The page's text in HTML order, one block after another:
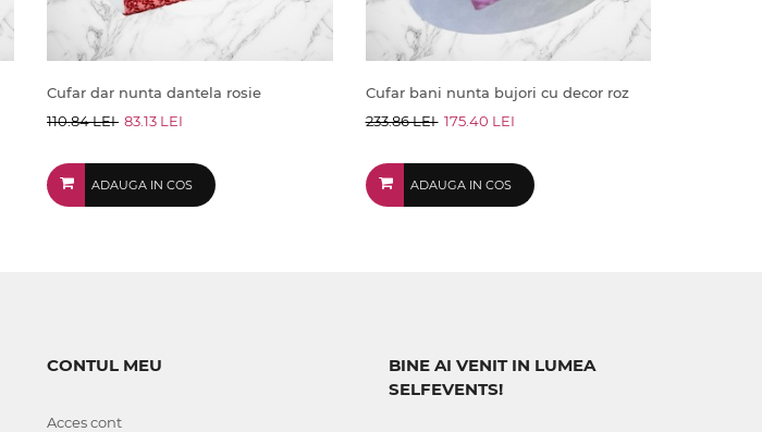
Cufar dar nunta dantela rosie
110.84 LEI 83.13 LEI
ADAUGA IN COS
Cufar bani nunta bujori cu decor roz
233.86 LEI 175.40 LEI
ADAUGA IN COS
CONTUL MEU
Acces cont
BINE AI VENIT IN LUMEA
SELFEVENTS!